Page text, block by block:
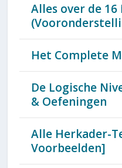
Alles over de 16
Het Complete
De Logische
& Oefeningen
Alle Herkader-
Voorbeelden]